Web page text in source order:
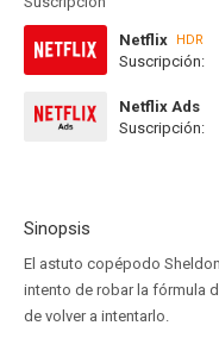
Netflix HDR
Suscripción:
Netflix Ads
Suscripción:
Sinopsis
El astuto copépodo
intento de robar la fórmula
de volver a intentarlo.